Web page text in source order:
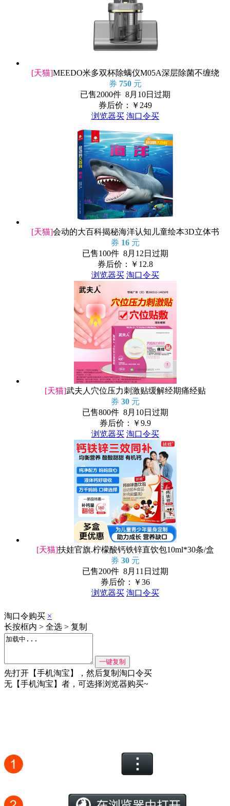
[天猫]MEEDO米多双杯除螨仪M05A深层除菌不缠绕
券 750 元
已售2000件 8月10日过期
券后价：￥ 249
浏览器买 淘口令买
[天猫]会动的大百科揭秘海洋认知儿童绘本3D立体书
券 16 元
已售100件 8月12日过期
券后价：￥ 12.8
浏览器买 淘口令买
[天猫]武夫人穴位压力刺激贴缓解经期痛经贴
券 30 元
已售800件 8月10日过期
券后价：￥9.9
浏览器买 淘口令买
[天猫]扶娃官旗.柠檬酸钙铁锌直饮包10ml*30条/盒
券 30 元
已售200件 8月11日过期
券后价：￥36
浏览器买 淘口令买
淘口令购买 ×
长按框内 > 全选 > 复制
先打开【手机淘宝】，然后复制淘口令买
无【手机淘宝】者，可选择浏览器购买~